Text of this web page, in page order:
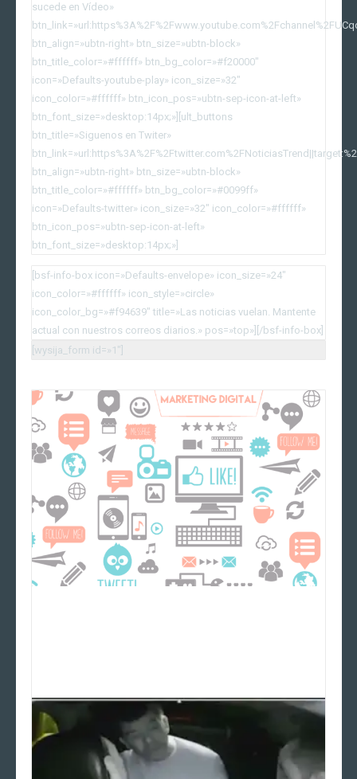
sucede en Vídeo»
btn_align=»ubtn-right» btn_size=»ubtn-block»
btn_title_color=»#ffffff» btn_bg_color=»#f20000″
icon=»Defaults-youtube-play» icon_size=»32″
icon_color=»#ffffff» btn_icon_pos=»ubtn-sep-icon-at-left»
btn_font_size=»desktop:14px;»][ult_buttons
btn_title=»Siguenos en Twiter»
btn_align=»ubtn-right» btn_size=»ubtn-block»
btn_title_color=»#ffffff» btn_bg_color=»#0099ff»
icon=»Defaults-twitter» icon_size=»32″ icon_color=»#ffffff»
btn_icon_pos=»ubtn-sep-icon-at-left»
btn_font_size=»desktop:14px;»]
[bsf-info-box icon=»Defaults-envelope» icon_size=»24″
icon_color=»#ffffff» icon_style=»circle»
icon_color_bg=»#f94639″ title=»Las noticias vuelan. Mantente
actual con nuestros correos diarios.» pos=»top»][/bsf-info-box]
[wysija_form id=»1″]